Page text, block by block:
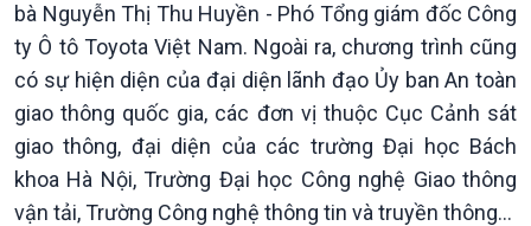
bà Nguyễn Thị Thu Huyền - Phó Tổng giám đốc Công
ty Ô tô Toyota Việt Nam. Ngoài ra, chương trình cũng
có sự hiện diện của đại diện lãnh đạo Ủy ban An toàn
giao thông quốc gia, các đơn vị thuộc Cục Cảnh sát
giao thông, đại diện của các trường Đại học Bách
khoa Hà Nội, Trường Đại học Công nghệ Giao thông
vận tải, Trường Công nghệ thông tin và truyền thông…